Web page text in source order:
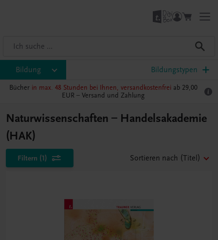
Bildung Bildungstypen
Bücher in max. 48 Stunden bei Ihnen, versandkostenfrei ab 29,00
EUR – Versand und Zahlung
Naturwissenschaften – Handelsakademie
(HAK)
Filtern (1) Sortieren nach (Titel)